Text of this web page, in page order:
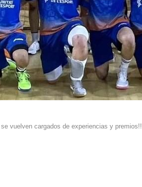
vuelven cargados de experiencias y premios!!